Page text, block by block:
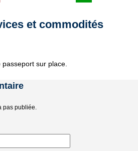
et commodités
passeport sur place.
pas publiée.